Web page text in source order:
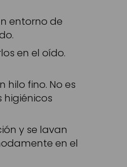
entorno de
en el oído.
fino. No es
y se lavan
en el